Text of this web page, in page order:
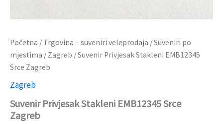
Početna / Trgovina – suveniri veleprodaja /Suveniri po
mjestima / Zagreb / Suvenir Privjesak Stakleni EMB12345
Srce Zagreb
Zagreb
Suvenir Privjesak Stakleni EMB12345 Srce
Zagreb